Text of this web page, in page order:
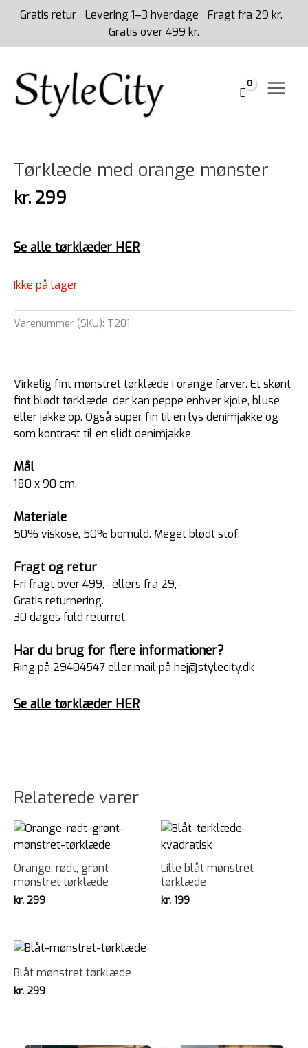
Gratis retur · Levering 1–3 hverdage · Fragt fra 29 kr. ·
Gratis over 499 kr.
Tørklæde med orange mønster
kr. 299
Se alle tørklæder HER
Ikke på lager
Varenummer (SKU): T201
Virkelig fint mønstret tørklæde i orange farver. Et skønt
fint blødt tørklæde, der kan peppe enhver kjole, bluse
eller jakke op. Også super fin til en lys denimjakke og
som kontrast til en slidt denimjakke.
Mål
180 x 90 cm.
Materiale
50% viskose, 50% bomuld. Meget blødt stof.
Fragt og retur
Fri fragt over 499,- ellers fra 29,-
Gratis returnering.
30 dages fuld returret.
Har du brug for flere informationer?
Ring på 29404547 eller mail på hej@stylecity.dk
Se alle tørklæder HER
Relaterede varer
Orange, rødt, grønt
mønstret tørklæde
kr. 299
Lille blåt mønstret
tørklæde
kr. 199
Blåt mønstret tørklæde
kr. 299